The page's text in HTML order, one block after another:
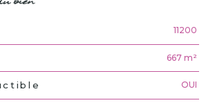
11200
667 m²
OUI